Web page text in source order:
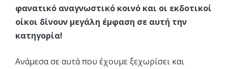
φανατικό αναγνωστικό κοινό και οι εκδοτικοί
οίκοι δίνουν μεγάλη έμφαση σε αυτή την
κατηγορία!
Ανάμεσα σε αυτά που έχουμε ξεχωρίσει και